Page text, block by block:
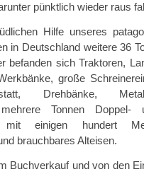
pünktlich wieder raus
Hilfe unseres
in Deutschland weitere 36
befanden sich Traktoren,
große
Drehbänke,
mehrere Tonnen Doppel-
mit einigen hundert
brauchbares Alteisen.
Buchverkauf und von den